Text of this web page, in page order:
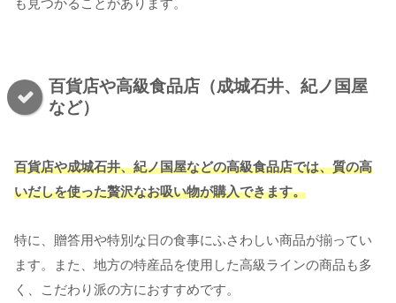
も見つかることがあります。
百貨店や高級食品店（成城石井、紀ノ国屋
など）
百貨店や成城石井、紀ノ国屋などの高級食品店では、質の高
いだしを使った贅沢なお吸い物が購入できます。
特に、贈答用や特別な日の食事にふさわしい商品が揃ってい
ます。また、地方の特産品を使用した高級ラインの商品も多
く、こだわり派の方におすすめです。